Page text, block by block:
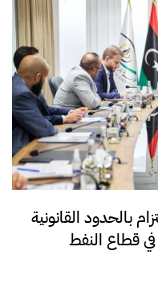
بالحدود القانونية
قطاع النفط